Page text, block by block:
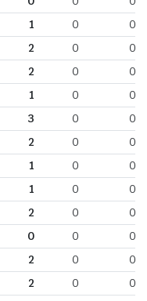
1 0
0
2 0
0
2 0
0
1 0
0
3 0
0
2 0
0
1 0
0
1 0
0
2 0
0
0 0
0
2 0
0
2 0
0